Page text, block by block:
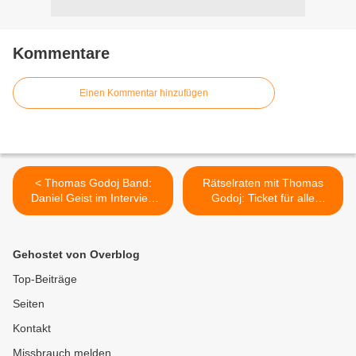
Kommentare
Einen Kommentar hinzufügen
< Thomas Godoj Band:
Daniel Geist im Interview
mit musiktipps24
Rätselraten mit Thomas
Godoj: Ticket für alle
Konzerte zu gewinnen! >
Gehostet von Overblog
Top-Beiträge
Seiten
Kontakt
Missbrauch melden